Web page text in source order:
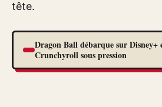
tête.
Dragon Ball débarque sur
Crunchyroll sous pression